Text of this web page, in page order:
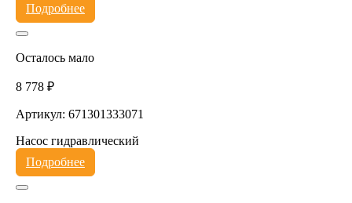
Подробнее
Осталось мало
8 778 ₽
Артикул: 671301333071
Насос гидравлический
Подробнее